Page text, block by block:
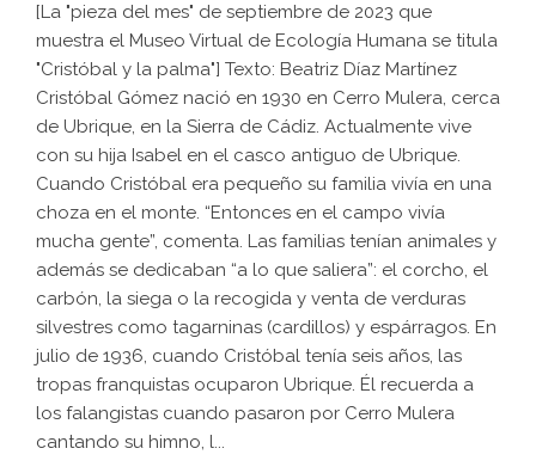
[La "pieza del mes" de septiembre de 2023 que
muestra el Museo Virtual de Ecología Humana se titula
"Cristóbal y la palma"] Texto: Beatriz Díaz Martínez
Cristóbal Gómez nació en 1930 en Cerro Mulera, cerca
de Ubrique, en la Sierra de Cádiz. Actualmente vive
con su hija Isabel en el casco antiguo de Ubrique.
Cuando Cristóbal era pequeño su familia vivía en una
choza en el monte. “Entonces en el campo vivía
mucha gente”, comenta. Las familias tenían animales y
además se dedicaban “a lo que saliera”: el corcho, el
carbón, la siega o la recogida y venta de verduras
silvestres como tagarninas (cardillos) y espárragos. En
julio de 1936, cuando Cristóbal tenía seis años, las
tropas franquistas ocuparon Ubrique. Él recuerda a
los falangistas cuando pasaron por Cerro Mulera
cantando su himno, l...